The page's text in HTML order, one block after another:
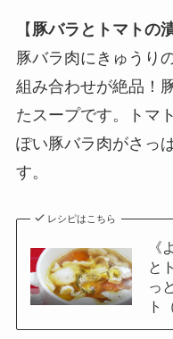
【 豚バラとトマトの
豚バラ肉にきゅうり
組み合わせが絶品！
たスープです。トマ
ぽい豚バラ肉がさっ
す。
レシピはこちら
《
と
っ
ト